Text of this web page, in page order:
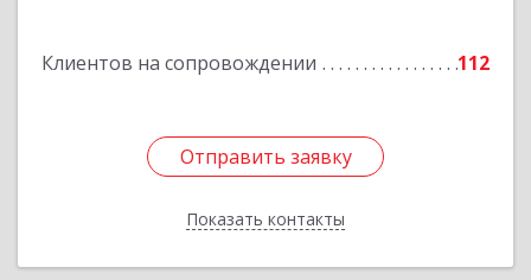
Клиентов на сопровождении 112
Отправить заявку
Показать контакты
Отправить заявку
Назад